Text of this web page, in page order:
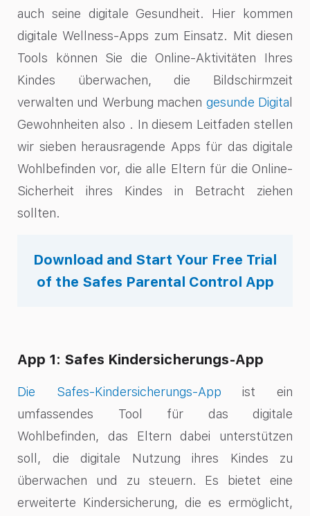
auch seine digitale Gesundheit. Hier kommen
digitale Wellness-Apps zum Einsatz. Mit diesen
Tools können Sie die Online-Aktivitäten Ihres
Kindes überwachen, die Bildschirmzeit
verwalten und Werbung machen gesunde Digita
Gewohnheiten also . In diesem Leitfaden stellen
wir sieben herausragende Apps für das digitale
Wohlbefinden vor, die alle Eltern für die Online-
Sicherheit ihres Kindes in Betracht ziehen
sollten.
Download and Start Your Free Trial
of the Safes Parental Control App
App 1: Safes Kindersicherungs-App
Die Safes-Kindersicherungs-App
ist ein
umfassendes Tool für das digitale
Wohlbefinden, das Eltern dabei unterstützen
soll, die digitale Nutzung ihres Kindes zu
überwachen und zu steuern. Es bietet eine
erweiterte Kindersicherung, die es ermöglicht,